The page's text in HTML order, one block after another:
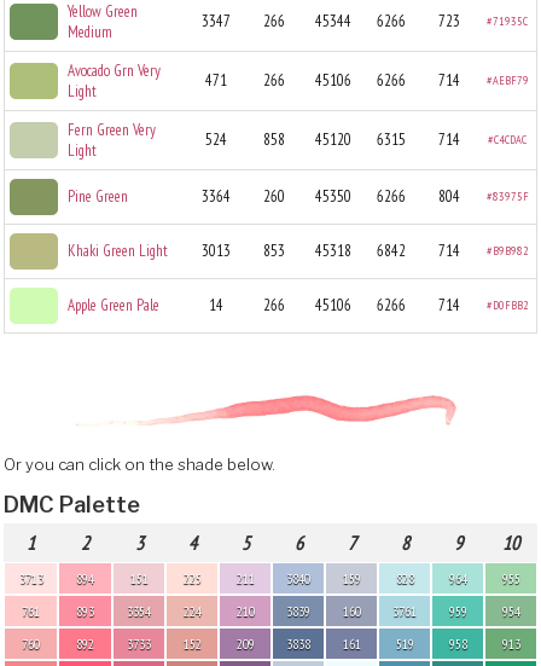
Yellow Green
Medium
3347 266 45344 6266 723 #71935C
Avocado Grn Very
Light
471 266 45106 6266 714 #AEBF79
Fern Green Very
Light
524 858 45120 6315 714 #C4CDAC
Pine Green 3364 260 45350 6266 804 #83975F
Khaki Green Light 3013 853 45318 6842 714 #B9B982
Apple Green Pale 14 266 45106 6266 714 #D0FBB2
Or you can click on the shade below.
DMC Palette
1 2 3 4 5 6 7 8 9 10
3713
761
760
894
893
892
151
3354
3733
225
224
152
211
210
209
3840
3839
3838
159
160
161
828
3761
519
964
959
958
955
954
913